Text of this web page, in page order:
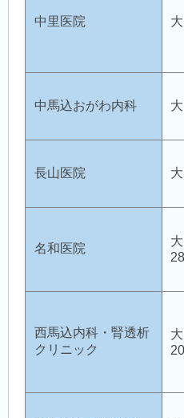
中里医院
中馬込おがわ内科
長山医院
名和医院
28
西馬込内科・腎透析
クリニック
20